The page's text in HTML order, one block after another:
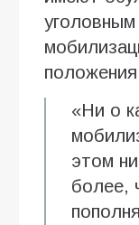
«Ни о
этом
более,